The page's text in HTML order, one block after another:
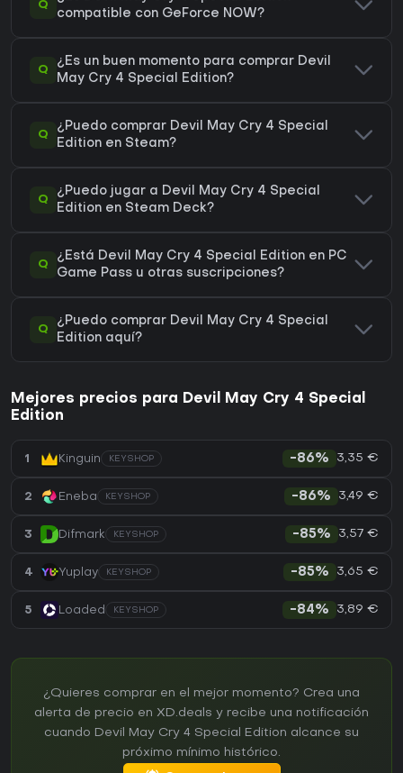
Q
compatible con GeForce NOW?
Q
¿Es un buen momento para comprar Devil
May Cry 4 Special Edition?
Q
¿Puedo comprar Devil May Cry 4 Special
Edition en Steam?
Q
¿Puedo jugar a Devil May Cry 4 Special
Edition en Steam Deck?
Q
¿Está Devil May Cry 4 Special Edition en PC
Game Pass u otras suscripciones?
Q
¿Puedo comprar Devil May Cry 4 Special
Edition aquí?
Mejores precios para Devil May Cry 4 Special
Edition
1 Kinguin KEYSHOP -86% 3,35 €
2 Eneba KEYSHOP -86% 3,49 €
3 Difmark KEYSHOP -85% 3,57 €
4 Yuplay KEYSHOP -85% 3,65 €
5 Loaded KEYSHOP -84% 3,89 €
¿Quieres comprar en el mejor momento? Crea una
alerta de precio en XD.deals y recibe una notificación
cuando Devil May Cry 4 Special Edition alcance su
próximo mínimo histórico.